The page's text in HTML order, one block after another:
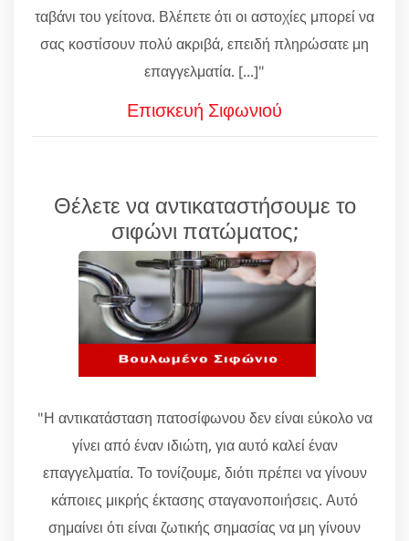
ταβάνι του γείτονα. Βλέπετε ότι οι αστοχίες μπορεί να
σας κοστίσουν πολύ ακριβά, επειδή πληρώσατε μη
επαγγελματία. [...]"
Επισκευή Σιφωνιού
Θέλετε να αντικαταστήσουμε το
σιφώνι πατώματος;
"Η αντικατάσταση πατοσίφωνου δεν είναι εύκολο να
γίνει από έναν ιδιώτη, για αυτό καλεί έναν
επαγγελματία. Το τονίζουμε, διότι πρέπει να γίνουν
κάποιες μικρής έκτασης σταγανοποιήσεις. Αυτό
σημαίνει ότι είναι ζωτικής σημασίας να μη γίνουν